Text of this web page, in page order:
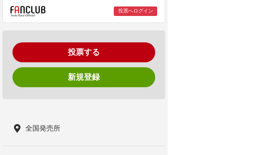
投票へログイン
投票する
新規登録
全国発売所